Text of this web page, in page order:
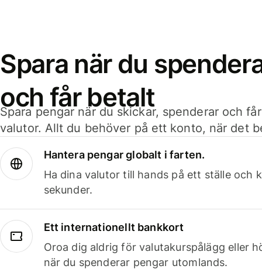
Spara när du
och får betalt
Spara pengar när du skickar, spenderar och
valutor. Allt du behöver på ett konto, när det
Hantera pengar globalt i farten.
Ha dina valutor till hands på ett ställe och
sekunder.
Ett internationellt bankkort
Oroa dig aldrig för valutakurspålägg eller
när du spenderar pengar utomlands.